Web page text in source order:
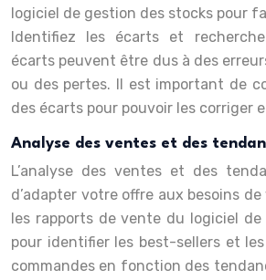
logiciel de gestion des stocks pour
Identifiez les écarts et
écarts peuvent être dus à des
ou des pertes. Il est important de
des écarts pour pouvoir les corriger
Analyse des ventes et des
L’analyse des ventes et des
d’adapter votre offre aux besoins
les rapports de vente du logiciel
pour identifier les best-sellers et
commandes en fonction des